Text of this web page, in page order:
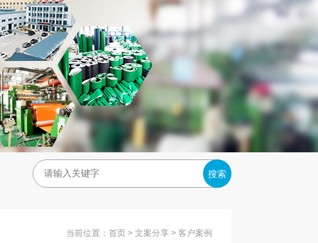
搜索
当前位置： 首页 > 文案分享 > 客户案例